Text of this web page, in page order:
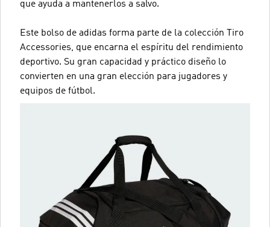
que ayuda a mantenerlos a salvo.
Este bolso de adidas forma parte de la colección Tiro
Accessories, que encarna el espíritu del rendimiento
deportivo. Su gran capacidad y práctico diseño lo
convierten en una gran elección para jugadores y
equipos de fútbol.